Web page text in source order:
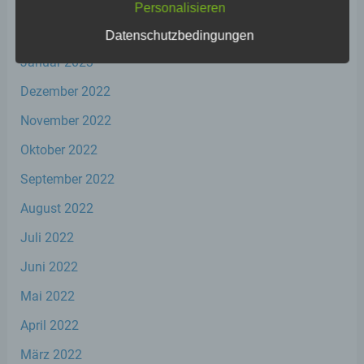
Januar 2023
Dezember 2022
November 2022
Oktober 2022
September 2022
August 2022
Juli 2022
Juni 2022
Mai 2022
April 2022
März 2022
a) personenbezogene Daten
Personenbezogene Daten sind alle
Informationen, die sich auf eine identifizierte
Folgenden „betroffene Person") beziehen.
Person angesehen, die direkt oder indirekt,
Kennung wie einem Namen, zu einer
Ausdruck der physischen, physiologischen,
kann.
Personalisieren
Datenschutzbedingungen